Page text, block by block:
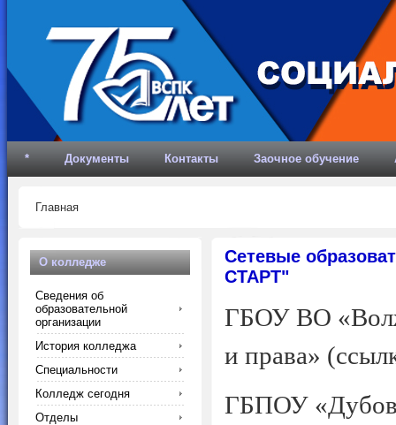
* Документы Контакты Заочное обучение
Главная
Сетевые
СТАРТ"
ГБОУ ВО
и права»
ГБПОУ
О колледже
Сведения об
образовательной
организации
История колледжа
Специальности
Колледж сегодня
Отделы